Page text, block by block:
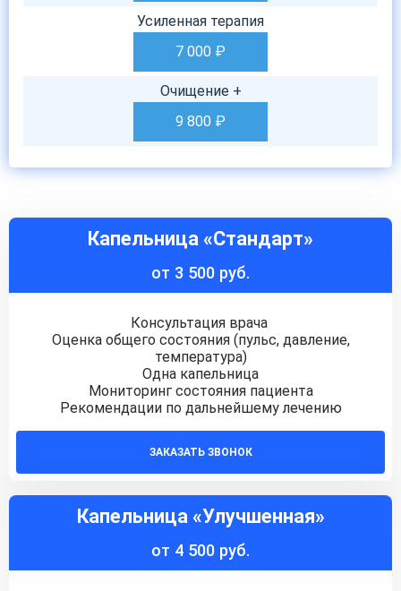
Усиленная терапия
7 000 ₽
Очищение +
9 800 ₽
Капельница «Стандарт»
от 3 500 руб.
Консультация врача
Оценка общего состояния (пульс, давление,
температура)
Одна капельница
Мониторинг состояния пациента
Рекомендации по дальнейшему лечению
ЗАКАЗАТЬ ЗВОНОК
Капельница «Улучшенная»
от 4 500 руб.